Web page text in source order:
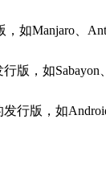
如Manjaro、
版，如Sabayon
行版，如